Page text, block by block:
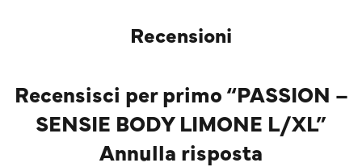
Recensioni
Recensisci per primo “PASSION –
SENSIE BODY LIMONE L/XL”
Annulla risposta